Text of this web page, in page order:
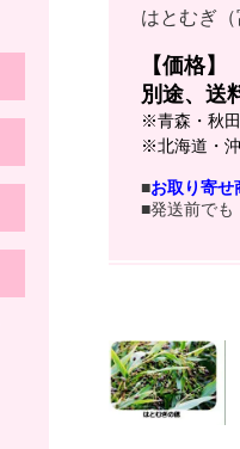
はとむぎ
【価格
別途、送
※青森・秋
※北海道・
■お取り寄せ
■発送前でも